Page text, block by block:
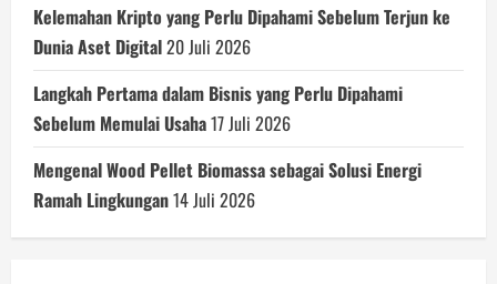
Kelemahan Kripto yang Perlu Dipahami Sebelum Terjun ke
Dunia Aset Digital20 Juli 2026
Langkah Pertama dalam Bisnis yang Perlu Dipahami
Sebelum Memulai Usaha17 Juli 2026
Mengenal Wood Pellet Biomassa sebagai Solusi Energi
Ramah Lingkungan14 Juli 2026